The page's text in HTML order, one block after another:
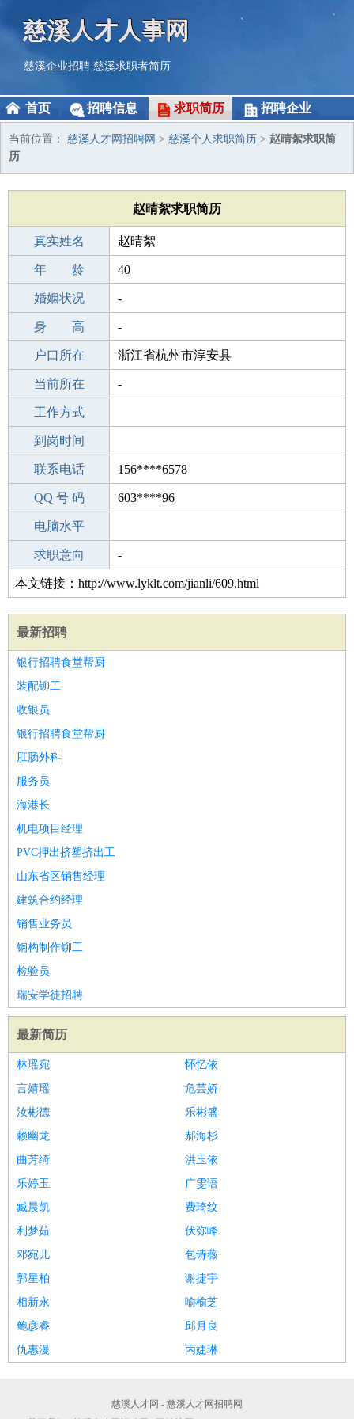
慈溪人才人事网
慈溪企业招聘 慈溪求职者简历
首页 招聘信息 求职简历 招聘企业
当前位置： 慈溪人才网招聘网 > 慈溪个人求职简历 > 赵晴絮求职简
历
赵晴絮求职简历
真实姓名 赵晴絮
性 别 女
年 龄 40
出生年月 1986-05-28
婚姻状况 -
学 历 职校/技校
身 高 -
毕业学校 扬州市天海职业技术学校
户口所在 浙江省杭州市淳安县
所学专业 -
当前所在 -
工作经验
工作方式
驾 照
到岗时间
期望月薪
联系电话 156****6578
手机号码 156****6578
QQ 号 码 603****96
微信号码
电脑水平
外语水平
求职意向 -
本文链接：http://www.lyklt.com/jianli/609.html
最新招聘
银行招聘食堂帮厨
装配铆工
收银员
银行招聘食堂帮厨
肛肠外科
服务员
海港长
机电项目经理
PVC押出挤塑挤出工
山东省区销售经理
建筑合约经理
销售业务员
钢构制作铆工
检验员
瑞安学徒招聘
最新简历
林瑶宛
怀忆依
言婧瑶
危芸娇
汝彬德
乐彬盛
赖幽龙
郝海杉
曲芳绮
洪玉依
乐婷玉
广雯语
臧晨凯
费琦纹
利梦茹
伏弥峰
邓宛儿
包诗薇
郭星柏
谢捷宇
相新永
喻榆芝
鲍彦睿
邱月良
仇惠漫
丙婕琳
慈溪人才网 - 慈溪人才网招聘网